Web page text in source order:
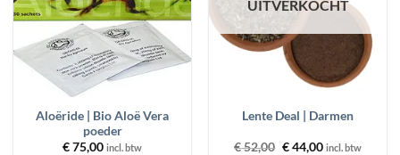
Aloëride | Bio Aloë Vera
poeder
€75,00 incl. btw
UITVERKOCHT
Lente Deal | Darmen
€52,00 Oorspronkelijke
€44,00Huidige
incl. btw